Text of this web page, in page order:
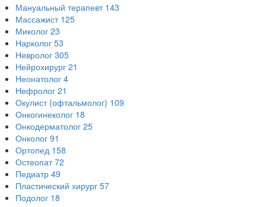
Мануальный терапевт 143
Массажист 125
Миколог 23
Нарколог 53
Невролог 305
Нейрохирург 21
Неонатолог 4
Нефролог 21
Окулист (офтальмолог) 109
Онкогинеколог 18
Онкодерматолог 25
Онколог 91
Ортопед 158
Остеопат 72
Педиатр 49
Пластический хирург 57
Подолог 18